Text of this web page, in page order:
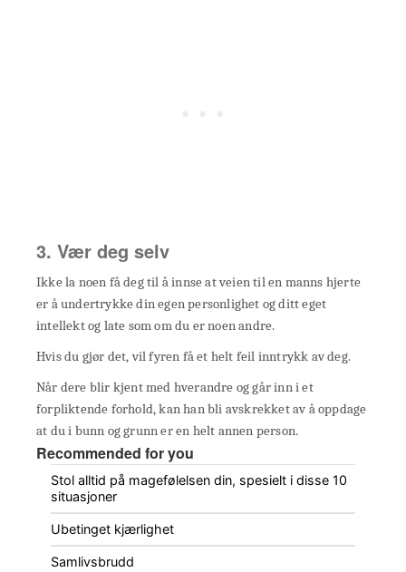
3. Vær deg selv
Ikke la noen få deg til å innse at veien til en manns hjerte
er å undertrykke din egen personlighet og ditt eget
intellekt og late som om du er noen andre.
Hvis du gjør det, vil fyren få et helt feil inntrykk av deg.
Når dere blir kjent med hverandre og går inn i et
forpliktende forhold, kan han bli avskrekket av å oppdage
at du i bunn og grunn er en helt annen person.
Recommended for you
Stol alltid på magefølelsen din, spesielt i disse 10
situasjoner
Ubetinget kjærlighet
Samlivsbrudd